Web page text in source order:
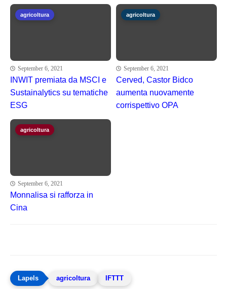
agricoltura
September 6, 2021
INWIT premiata da MSCI e
Sustainalytics su tematiche
ESG
agricoltura
September 6, 2021
Cerved, Castor Bidco
aumenta nuovamente
corrispettivo OPA
agricoltura
September 6, 2021
Monnalisa si rafforza in
Cina
agricoltura IFTTT